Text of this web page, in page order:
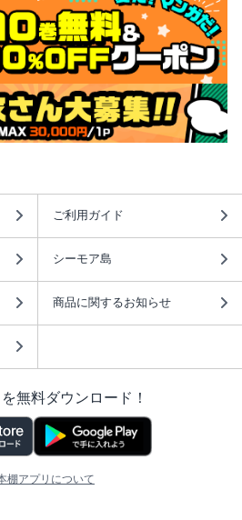
ご利用ガイド
シーモア島
商品に関するお知らせ
無料ダウンロード！
棚アプリについて